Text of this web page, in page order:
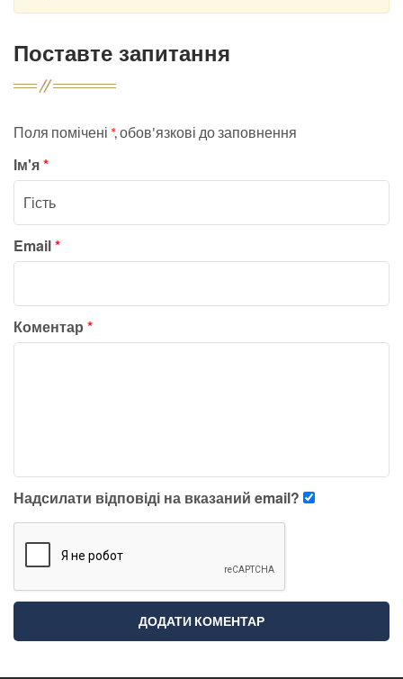
Поставте запитання
Поля помічені *, обов'язкові до заповнення
Ім'я*
Email*
Коментар *
Надсилати відповіді на вказаний email?